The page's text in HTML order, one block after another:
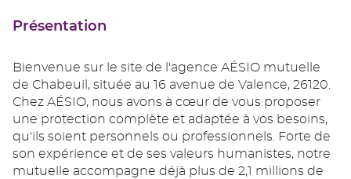
Présentation
Bienvenue sur le site de l'agence AÉSIO mutuelle
de Chabeuil, située au 16 avenue de Valence, 26120.
Chez AÉSIO, nous avons à cœur de vous proposer
une protection complète et adaptée à vos besoins,
qu'ils soient personnels ou professionnels. Forte de
son expérience et de ses valeurs humanistes, notre
mutuelle accompagne déjà plus de 2,1 millions de